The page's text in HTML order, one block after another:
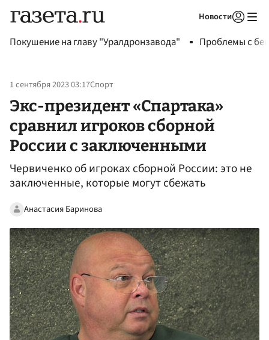
Новости
Покушение на главу "Уралдронзавода" Проблемы с
1 сентября 2023 03:17Спорт
Экс-президент «Спартака»
сравнил игроков сборной
России с заключенными
Червиченко об игроках сборной России: это не
заключенные, которые могут сбежать
Анастасия Баринова